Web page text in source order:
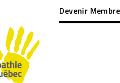
Devenir Membre